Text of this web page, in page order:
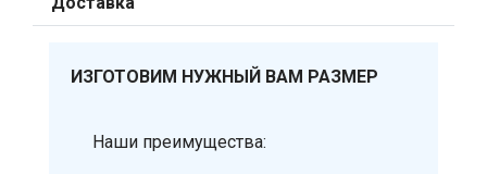
ИЗГОТОВИМ НУЖНЫЙ ВАМ РАЗМЕР
Наши преимущества: